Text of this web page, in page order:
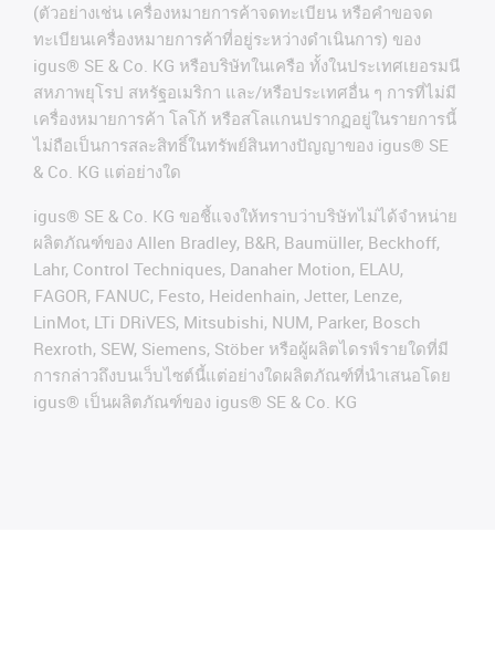
(ตัวอย่างเช่น เครื่องหมายการค้าจดทะเบียน หรือคำขอจด
ทะเบียนเครื่องหมายการค้าที่อยู่ระหว่างดำเนินการ) ของ
igus® SE & Co. KG หรือบริษัทในเครือ ทั้งในประเทศเยอรมนี
สหภาพยุโรป สหรัฐอเมริกา และ/หรือประเทศอื่น ๆ การที่ไม่มี
เครื่องหมายการค้า โลโก้ หรือสโลแกนปรากฏอยู่ในรายการนี้
ไม่ถือเป็นการสละสิทธิ์ในทรัพย์สินทางปัญญาของ igus® SE
& Co. KG แต่อย่างใด
igus® SE & Co. KG ขอชี้แจงให้ทราบว่าบริษัทไม่ได้จําหน่าย
ผลิตภัณฑ์ของ Allen Bradley, B&R, Baumüller, Beckhoff,
Lahr, Control Techniques, Danaher Motion, ELAU,
FAGOR, FANUC, Festo, Heidenhain, Jetter, Lenze,
LinMot, LTi DRiVES, Mitsubishi, NUM, Parker, Bosch
Rexroth, SEW, Siemens, Stöber หรือผู้ผลิตไดรฟ์รายใดที่มี
การกล่าวถึงบนเว็บไซต์นี้แต่อย่างใดผลิตภัณฑ์ที่นําเสนอโดย
igus® เป็นผลิตภัณฑ์ของ igus® SE & Co. KG